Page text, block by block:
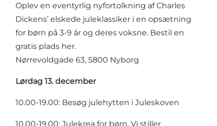
Oplev en eventyrlig nyfortolkning af Charles
Dickens’ elskede juleklassiker i en opsætning
for børn på 3-9 år og deres voksne. Bestil en
gratis plads her.
Nørrevoldgade 63, 5800 Nyborg
Lørdag 13. december
10.00-19.00: Besøg julehytten i Juleskoven
10.00-19.00: Julekrea for børn. Vi stiller